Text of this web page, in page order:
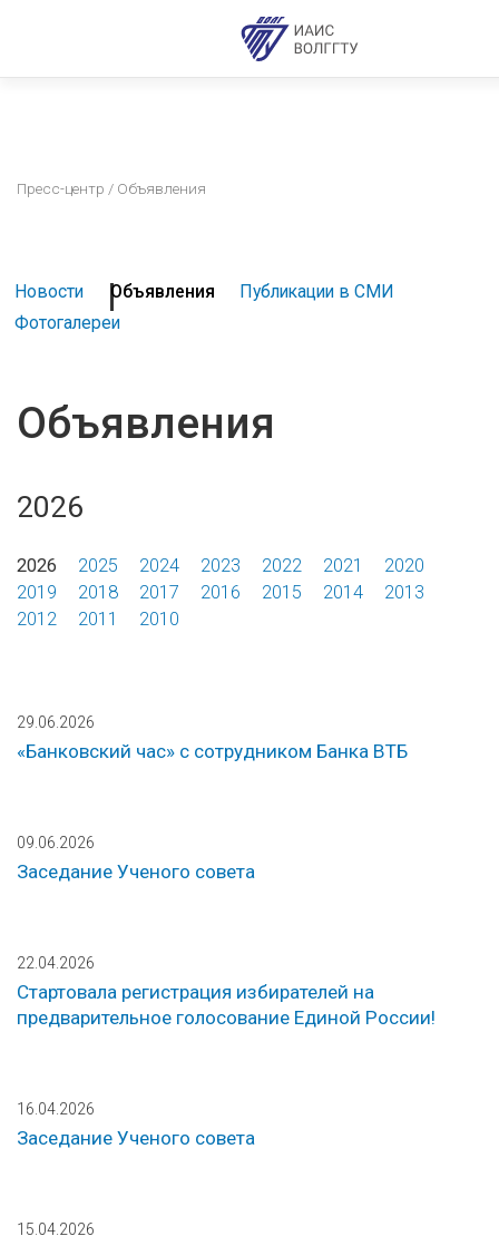
Пресс-центр / Объявления
Новости Объявления
Публикации в СМИ
Фотогалереи
Объявления
2026
2026 2025 2024 2023 2022 2021
2020
2019
2018 2017 2016 2015 2014
2013
2012
2011 2010
29.06.2026
«Банковский час» с сотрудником Банка ВТБ
09.06.2026
Заседание Ученого совета
22.04.2026
Стартовала регистрация избирателей на
предварительное голосование Единой России!
16.04.2026
Заседание Ученого совета
15.04.2026